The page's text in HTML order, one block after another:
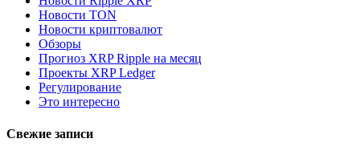
Новости TON
Новости криптовалют
Обзоры
Прогноз XRP Ripple на месяц
Проекты XRP Ledger
Регулирование
Это интересно
Свежие записи